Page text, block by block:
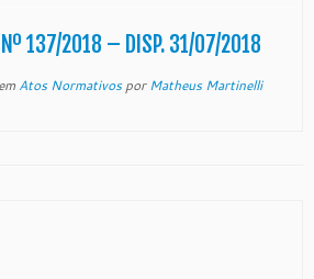
Nº 137/2018 – DISP. 31/07/2018
Atos NormativosporMatheus Martinelli